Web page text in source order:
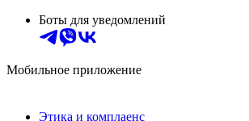
Боты для уведомлений
Мобильное приложение
Этика и комплаенс